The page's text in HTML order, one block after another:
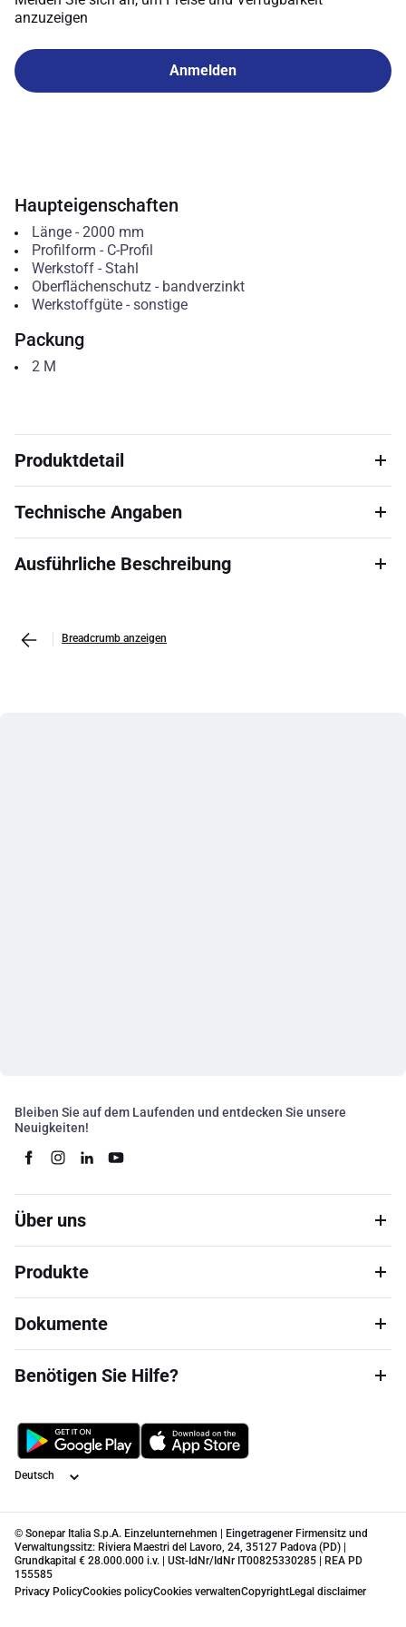
anzuzeigen
Anmelden
Haupteigenschaften
Länge- 2000 mm
Profilform - C-Profil
Werkstoff- Stahl
Oberflächenschutz- bandverzinkt
Werkstoffgüte- sonstige
Packung
2 M
Produktdetail
Technische Angaben
Ausführliche Beschreibung
Breadcrumb anzeigen
Bleiben Sie auf dem Laufenden und entdecken Sie unsere
Neuigkeiten!
Über uns
Produkte
Dokumente
Benötigen Sie Hilfe?
Sprache
© Sonepar Italia S.p.A. Einzelunternehmen | Eingetragener Firmensitz und
Verwaltungssitz: Riviera Maestri del Lavoro, 24, 35127 Padova (PD) |
Grundkapital € 28.000.000 i.v. | USt-IdNr/IdNr IT00825330285 | REA PD
155585
Privacy PolicyCookies policyCookies verwaltenCopyrightLegal disclaimer